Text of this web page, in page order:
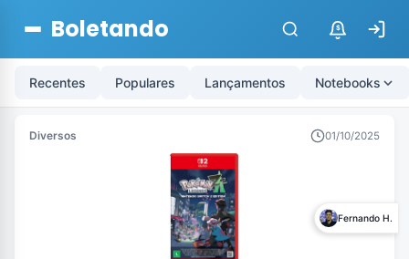
Boletando $
Recentes Populares Lançamentos Notebooks
Diversos 01/10/2025
Fernando H.